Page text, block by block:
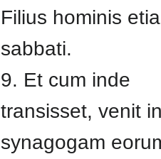
Filius hominis
sabbati.
9. Et cum inde
transisset, venit
synagogam